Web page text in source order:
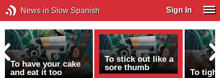
News in Slow Spanish Sign In
To have your cake
and eat it too
To stick out like a
sore thumb
To